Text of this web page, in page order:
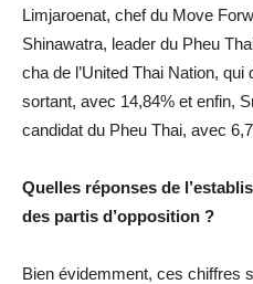
Limjaroenat, chef du Move
Shinawatra, leader du Pheu
cha de l’United Thai Nation,
sortant, avec 14,84% et enfin,
candidat du Pheu Thai, avec
Quelles réponses de
des partis d’opposition ?
Bien évidemment, ces chiffres